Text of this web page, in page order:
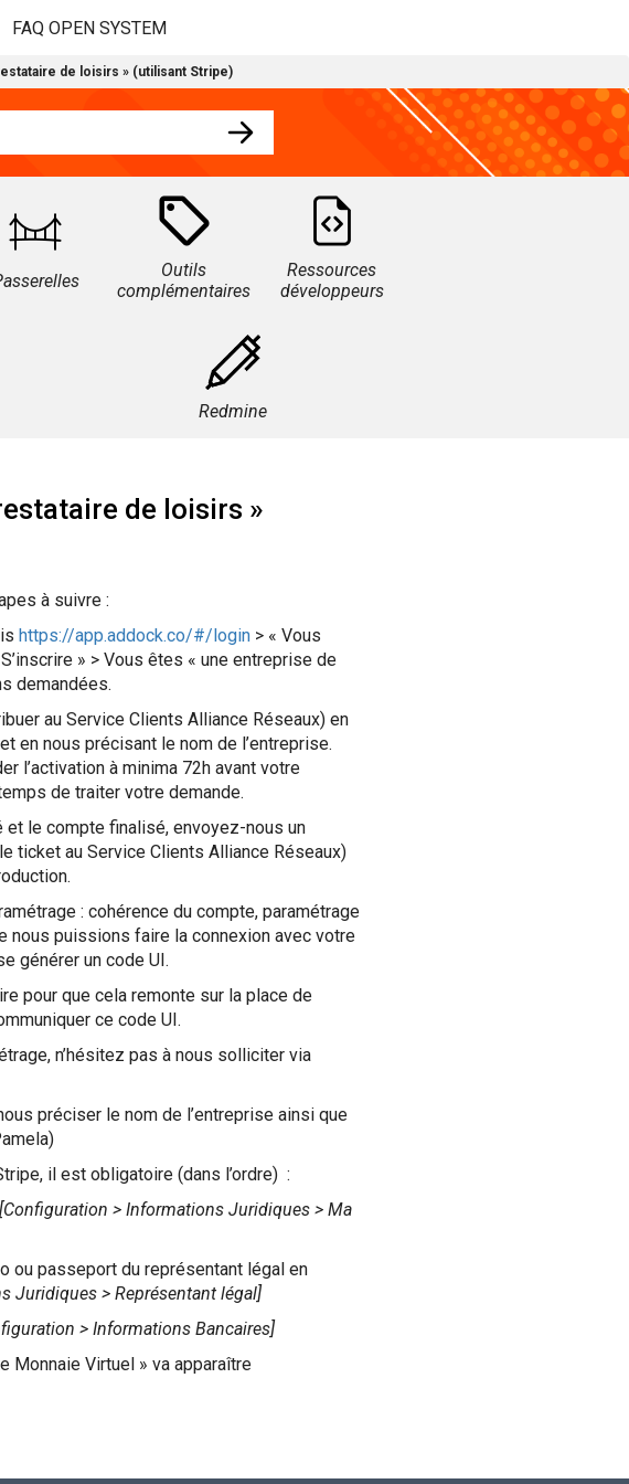
FAQ OPEN SYSTEM
de loisirs » (utilisant Stripe)
Outils
complémentaires
Ressources
développeurs
Redmine
de loisirs »
à suivre :
https://app.addock.co/#/login > « Vous
» > Vous êtes « une entreprise de
demandées.
au Service Clients Alliance Réseaux) en
en nous précisant le nom de l’entreprise.
l’activation à minima 72h avant votre
de traiter votre demande.
le compte finalisé, envoyez-nous un
ticket au Service Clients Alliance Réseaux)
: cohérence du compte, paramétrage
nous puissions faire la connexion avec votre
générer un code UI.
pour que cela remonte sur la place de
ce code UI.
n’hésitez pas à nous solliciter via
préciser le nom de l’entreprise ainsi que
il est obligatoire (dans l’ordre) :
[Configuration > Informations Juridiques > Ma
ou passeport du représentant légal en
Juridiques > Représentant légal]
> Informations Bancaires]
Monnaie Virtuel » va apparaître